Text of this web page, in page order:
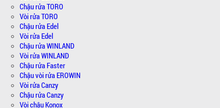
Chậu rửa TORO
Vòi rửa TORO
Chậu rửa Edel
Vòi rửa Edel
Chậu rửa WINLAND
Vòi rửa WINLAND
Chậu rửa Faster
Chậu vòi rửa EROWIN
Vòi rửa Canzy
Chậu rửa Canzy
Vòi chậu Konox